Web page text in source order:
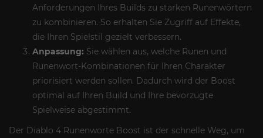
Anforderungen Ihres Builds zu starken Runenwörtern
zu kombinieren. So erhalten Sie Zugriff auf Effekte,
die Ihren Spielstil gezielt verbessern.
Anpassung: Sie wählen aus, welche Runen und
Runenwort-Kombinationen für Ihren Charakter
priorisiert werden sollen. Dadurch wird der Boost
optimal auf Ihren Build und Ihre bevorzugte
Spielweise abgestimmt.
Der Diablo 4 Runenworte Boost ist der schnelle Weg, um